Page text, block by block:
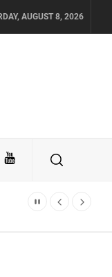
AUGUST 8, 2026
YouTube